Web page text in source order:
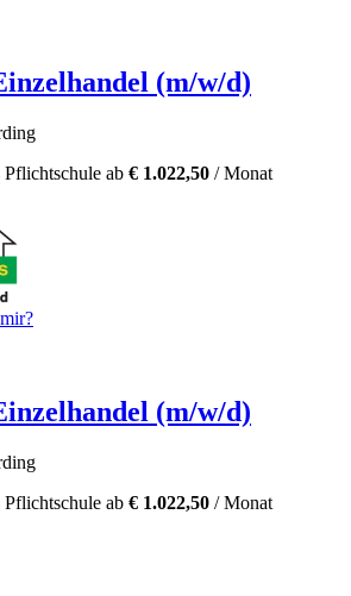
(m/w/d)
Pflichtschule ab € 1.022,50 / Monat
(m/w/d)
Pflichtschule ab € 1.022,50 / Monat